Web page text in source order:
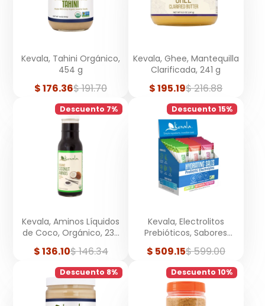
Kevala, Tahini Orgánico,
454 g
Precio
venta
$ 176.36Precio
regular
$ 191.70
Kevala, Ghee, Mantequilla
Clarificada, 241 g
Precio
venta
$ 195.19Precio
regular
$ 216.88
Descuento 7%
Kevala, Aminos Líquidos
de Coco, Orgánico, 236
ml
Precio
venta
$ 136.10Precio
regular
$ 146.34
Descuento 15%
Kevala, Electrolitos
Prebióticos, Sabores
Variados, 30 sobres
Precio
venta
$ 509.15Precio
regular
$ 599.00
Descuento 8% Descuento 10%